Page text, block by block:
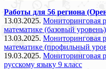
Работы для 56 региона
13.03.2025. Мониторинговая
математике (базовый
13.03.2025. Мониторинговая
математике (профильный
19.03.2025. Мониторинговая
русскому языку 9 класс